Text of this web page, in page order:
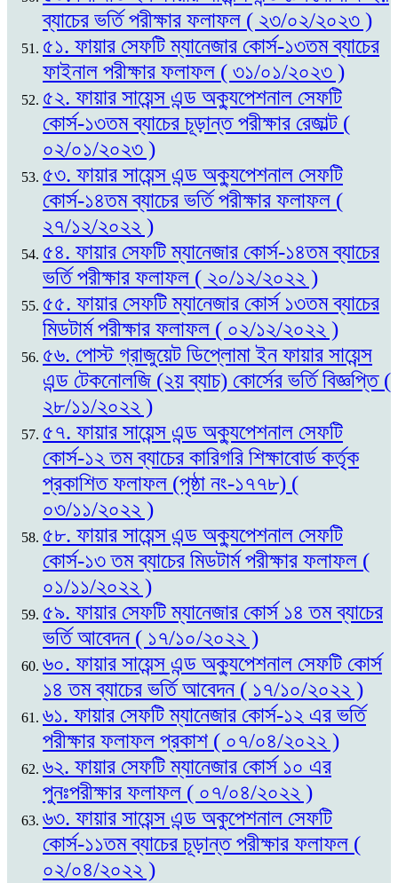
ব্যাচের ভর্তি পরীক্ষার ফলাফল ( ২৩/০২/২০২৩ )
৫১. ফায়ার সেফটি ম্যানেজার কোর্স-১৩তম ব্যাচের
ফাইনাল পরীক্ষার ফলাফল ( ৩১/০১/২০২৩ )
৫২. ফায়ার সায়েন্স এন্ড অক্যুপেশনাল সেফটি
কোর্স-১৩তম ব্যাচের চূড়ান্ত পরীক্ষার রেজাল্ট (
০২/০১/২০২৩ )
৫৩. ফায়ার সায়েন্স এন্ড অক্যুপেশনাল সেফটি
কোর্স-১৪তম ব্যাচের ভর্তি পরীক্ষার ফলাফল (
২৭/১২/২০২২ )
৫৪. ফায়ার সেফটি ম্যানেজার কোর্স-১৪তম ব্যাচের
ভর্তি পরীক্ষার ফলাফল ( ২০/১২/২০২২ )
৫৫. ফায়ার সেফটি ম্যানেজার কোর্স ১৩তম ব্যাচের
মিডটার্ম পরীক্ষার ফলাফল ( ০২/১২/২০২২ )
৫৬. পোস্ট গ্রাজুয়েট ডিপ্লোমা ইন ফায়ার সায়েন্স
এন্ড টেকনোলজি (২য় ব্যাচ) কোর্সের ভর্তি বিজ্ঞপ্তি (
২৮/১১/২০২২ )
৫৭. ফায়ার সায়েন্স এন্ড অক্যুপেশনাল সেফটি
কোর্স-১২ তম ব্যাচের কারিগরি শিক্ষাবোর্ড কর্তৃক
প্রকাশিত ফলাফল (পৃষ্ঠা নং-১৭৭৮) (
০৩/১১/২০২২ )
৫৮. ফায়ার সায়েন্স এন্ড অক্যুপেশনাল সেফটি
কোর্স-১৩ তম ব্যাচের মিডটার্ম পরীক্ষার ফলাফল (
০১/১১/২০২২ )
৫৯. ফায়ার সেফটি ম্যানেজার কোর্স ১৪ তম ব্যাচের
ভর্তি আবেদন ( ১৭/১০/২০২২ )
৬০. ফায়ার সায়েন্স এন্ড অক্যুপেশনাল সেফটি কোর্স
১৪ তম ব্যাচের ভর্তি আবেদন ( ১৭/১০/২০২২ )
৬১. ফায়ার সেফটি ম্যানেজার কোর্স-১২ এর ভর্তি
পরীক্ষার ফলাফল প্রকাশ ( ০৭/০৪/২০২২ )
৬২. ফায়ার সেফটি ম্যানেজার কোর্স ১০ এর
পুনঃপরীক্ষার ফলাফল ( ০৭/০৪/২০২২ )
৬৩. ফায়ার সায়েন্স এন্ড অকুপেশনাল সেফটি
কোর্স-১১তম ব্যাচের চূড়ান্ত পরীক্ষার ফলাফল (
০২/০৪/২০২২ )